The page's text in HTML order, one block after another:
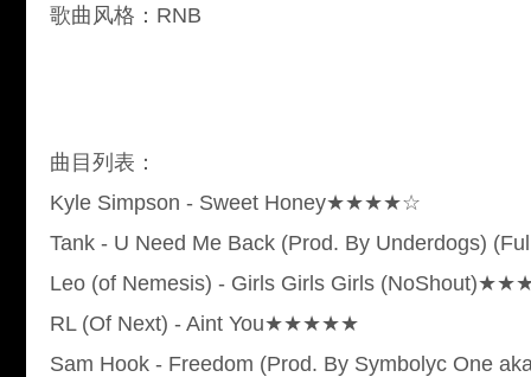
歌曲风格：RNB
曲目列表：
Kyle Simpson - Sweet Honey★★★★☆
Tank - U Need Me Back (Prod. By Underdogs)
Leo (of Nemesis) - Girls Girls Girls
RL (Of Next) - Aint You★★★★★
Sam Hook - Freedom (Prod. By Symbolyc One